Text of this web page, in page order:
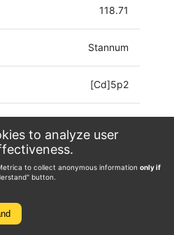
to analyze user
to collect anonymous information only if
button.
118.71
Stannum
[Cd]5p2